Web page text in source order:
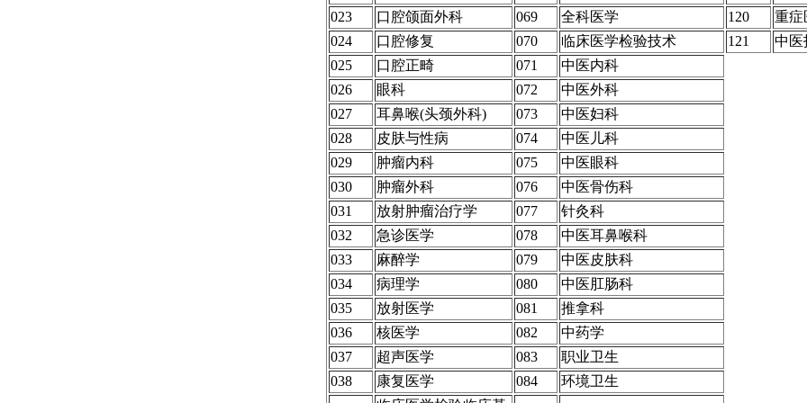
023
口腔颌面外科 069 全科医学 120
重症
024
口腔修复 070 临床医学检验技术 121
中医
025
口腔正畸 071
中医内科
026
眼科 072
中医外科
027
耳鼻喉(头颈外科) 073
中医妇科
028
皮肤与性病 074
中医儿科
029
肿瘤内科 075
中医眼科
030
肿瘤外科 076
中医骨伤科
031
放射肿瘤治疗学 077
针灸科
032
急诊医学 078
中医耳鼻喉科
033
麻醉学 079
中医皮肤科
034
病理学 080
中医肛肠科
035
放射医学 081
推拿科
036
核医学 082
中药学
037
超声医学 083
职业卫生
038
康复医学 084
环境卫生